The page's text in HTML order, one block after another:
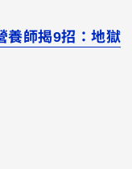
養師揭9招：地獄